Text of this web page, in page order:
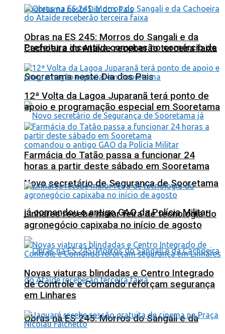
Prefeitura incentiva compras no comércio de
Sooretama neste Dia dos Pais
Novo secretário de Segurança de Sooretama
já comandou o antigo GAO da Polícia Militar
Obras na ES 245: Morros do Sangali e da
Obras na ES 245: Morros do Sangali e da
Cachoeira do Ataíde receberão terceira faixa
12ª Volta da Lagoa Juparanã terá ponto de
apoio e programação especial em Sooretama
Farmácia do Tatão passa a funcionar 24
horas a partir deste sábado em Sooretama
Linhares recebe maior feira de tecnologia do
agronegócio capixaba no início de agosto
Novas viaturas blindadas e Centro Integrado
de Controle e Comando reforçam segurança
em Linhares